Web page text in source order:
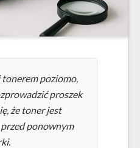
poziomo,
proszek
że toner jest
ponownym